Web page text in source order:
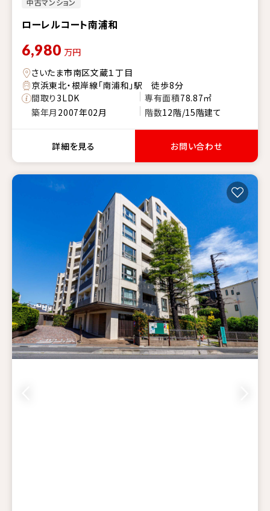
ローレルコート南浦和
6,980 万円
さいたま市南区文蔵１丁目
京浜東北・根岸線「南浦和」駅 徒歩8分
間取り3LDK 専有面積78.87㎡
築年月 2007年02月 階数12階/15階建て
詳細を見る お問い合わせ